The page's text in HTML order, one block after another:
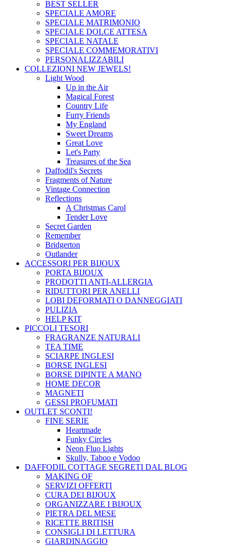
BEST SELLER
SPECIALE AMORE
SPECIALE MATRIMONIO
SPECIALE DOLCE ATTESA
SPECIALE NATALE
SPECIALE COMMEMORATIVI
PERSONALIZZABILI
COLLEZIONI NEW JEWELS!
Light Wood
Up in the Air
Magical Forest
Country Life
Furry Friends
My England
Sweet Dreams
Great Love
Let's Party
Treasures of the Sea
Daffodil's Secrets
Fragments of Nature
Vintage Connection
Reflections
A Christmas Carol
Tender Love
Secret Garden
Remember
Bridgerton
Outlander
ACCESSORI PER BIJOUX
PORTA BIJOUX
PRODOTTI ANTI-ALLERGIA
RIDUTTORI PER ANELLI
LOBI DEFORMATI O DANNEGGIATI
PULIZIA
HELP KIT
PICCOLI TESORI
FRAGRANZE NATURALI
TEA TIME
SCIARPE INGLESI
BORSE INGLESI
BORSE DIPINTE A MANO
HOME DECOR
MAGNETI
GESSI PROFUMATI
OUTLET SCONTI!
FINE SERIE
Heartmade
Funky Circles
Neon Fluo Lights
Skully, Taboo e Vodoo
DAFFODIL COTTAGE SEGRETI DAL BLOG
MAKING OF
SERVIZI OFFERTI
CURA DEI BIJOUX
ORGANIZZARE I BIJOUX
PIETRA DEL MESE
RICETTE BRITISH
CONSIGLI DI LETTURA
GIARDINAGGIO